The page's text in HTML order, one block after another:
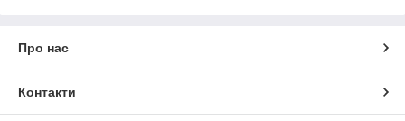
Про нас
Контакти